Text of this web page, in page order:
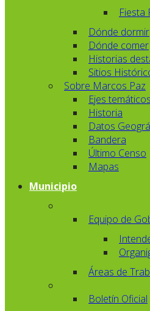
Fiesta
Dónde dormir
Dónde comer
Historias
Sitios
Sobre Marcos Paz
Ejes temáticos
Historia
Datos
Bandera
Último Censo
Mapas
Municipio
Equipo de
Áreas de
Boletín Oficial